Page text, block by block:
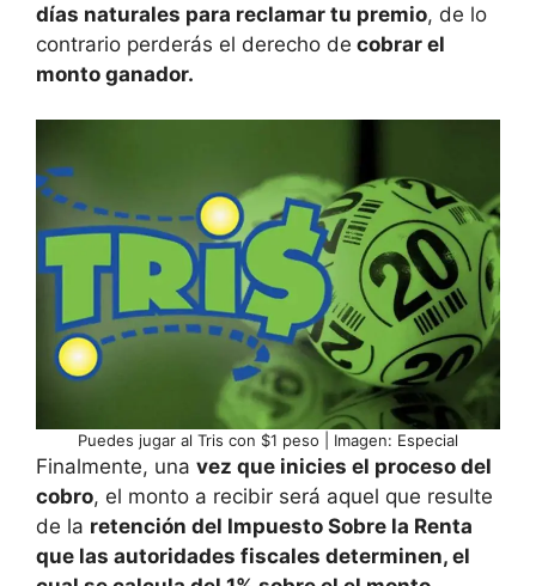
días naturales para reclamar tu premio, de lo
contrario perderás el derecho de cobrar el
monto ganador.
Puedes jugar al Tris con $1 peso | Imagen: Especial
Finalmente, una vez que inicies el proceso del
cobro, el monto a recibir será aquel que resulte
de la retención del Impuesto Sobre la Renta
que las autoridades fiscales determinen, el